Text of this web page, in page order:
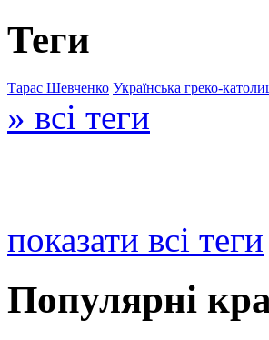
Теги
Тарас Шевченко Українська греко-
» всі теги
показати всі теги
Популярні